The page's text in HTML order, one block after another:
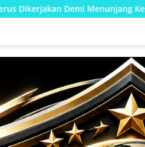
Kesejahteraan Masyarakat